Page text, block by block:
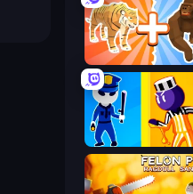
Animal DNA Run